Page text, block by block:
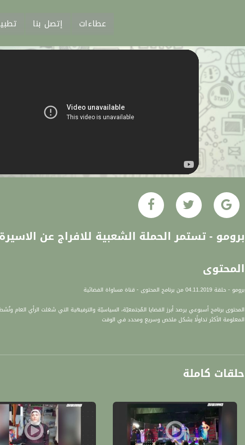
عطاءات إتصل بنا
المحتوى
برومو - حلقة 04.11.2019 من برنامج المحتوى - قناة مساواة الفضائية
المحتوى برنامج أسبوعي يرصد أبرز القضايا المُجتمعيّة، السياسيّة والترفيهية التي شغلت الرأي
المعلومة الأكثر تداولًا بشكل ملخص وسريع ومحدد في الوقت
"المُحتوى"
يبُث البرنامج مساء كل إثنين، 21:30
قناة مساواة الفضائية، صوت فلسطينيي الداخل - لاول مرة منذ ٧٠ عام
قناة مساواة الفضائية تبث عبر الحيّز الفضائي الفلسطيني PalSat وعلى مدار القمر NileSat من خلال التردد التالي :
حلقات كاملة